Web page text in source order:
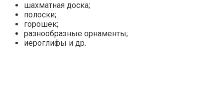
шахматная доска;
полоски;
горошек;
разнообразные орнаменты;
иероглифы и др.